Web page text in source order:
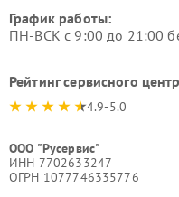
График работы:
ПН-ВСК с 9:00 до 21:00
Рейтинг сервисного
4.9-5.0
ООО "Русервис"
ИНН 7702633247
ОГРН 1077746335776